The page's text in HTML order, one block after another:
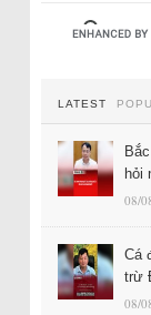
LATEST
hỏi
08/
Cá
trừ
08/